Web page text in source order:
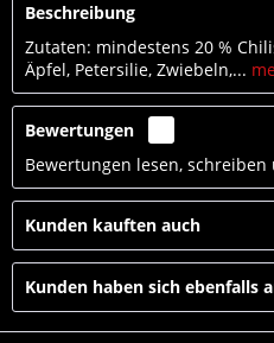
Beschreibung
Zutaten: mindestens 20 %
Äpfel, Petersilie, Zwiebeln,...
Bewertungen
Bewertungen lesen,
Kunden kauften auch
Kunden haben sich ebenfalls